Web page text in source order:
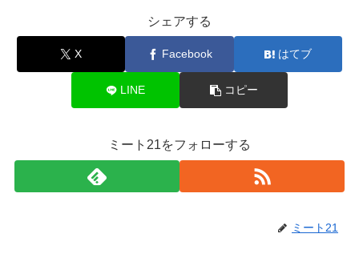
シェアする
X Facebook はてブ
LINE コピー
ミート21をフォローする
ミート21